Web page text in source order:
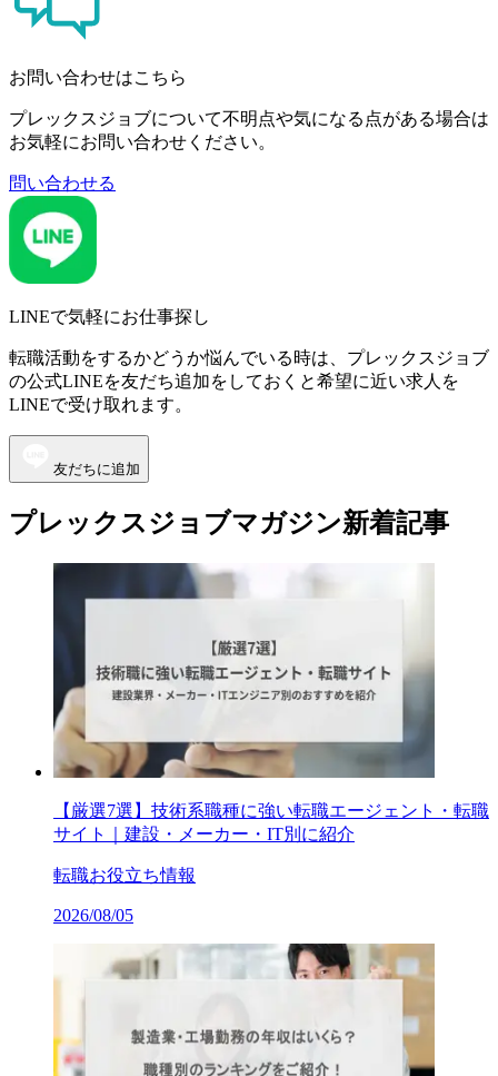
お問い合わせはこちら
プレックスジョブについて不明点や気になる点がある場合は
お気軽にお問い合わせください。
問い合わせる
LINEで気軽にお仕事探し
転職活動をするかどうか悩んでいる時は、プレックスジョブ
の公式LINEを友だち追加をしておくと希望に近い求人を
LINEで受け取れます。
友だちに追加
プレックスジョブマガジン新着記事
【厳選7選】技術系職種に強い転職エージェント・転職
サイト｜建設・メーカー・IT別に紹介
転職お役立ち情報
2026/08/05